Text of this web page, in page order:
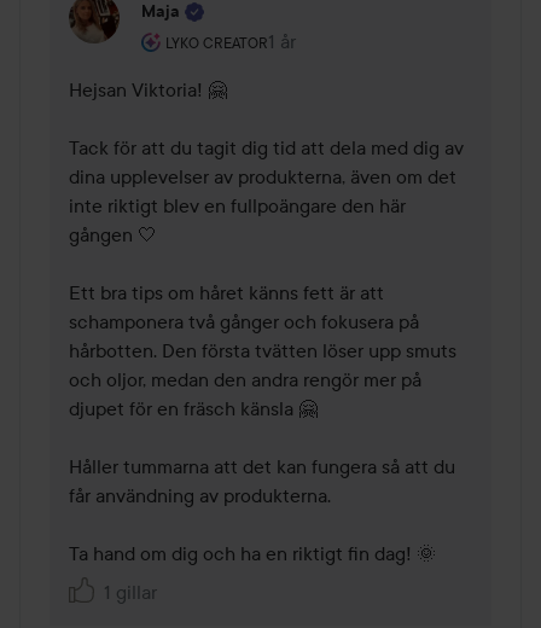
Maja
LYKO CREATOR
Användarens roll: Lyko Creator.
1 år
Kommentaren lades 1 år
Hejsan Viktoria! 🤗
Tack för att du tagit dig tid att dela med dig av
dina upplevelser av produkterna, även om det
inte riktigt blev en fullpoängare den här
gången 🤍
Ett bra tips om håret känns fett är att
schamponera två gånger och fokusera på
hårbotten. Den första tvätten löser upp smuts
och oljor, medan den andra rengör mer på
djupet för en fräsch känsla 🤗
Håller tummarna att det kan fungera så att du
får användning av produkterna.
Ta hand om dig och ha en riktigt fin dag! 🌞
1 gillar